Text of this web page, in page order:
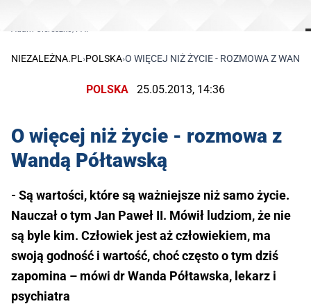
NIEZALEŻNA.PL ›POLSKA›O WIĘCEJ NIŻ ŻYCIE - ROZMOWA Z
POLSKA 25.05.2013, 14:36
O więcej niż życie - rozmowa z
Wandą Półtawską
- Są wartości, które są ważniejsze niż samo życie.
Nauczał o tym Jan Paweł II. Mówił ludziom, że nie
są byle kim. Człowiek jest aż człowiekiem, ma
swoją godność i wartość, choć często o tym dziś
zapomina – mówi dr Wanda Półtawska, lekarz i
psychiatra